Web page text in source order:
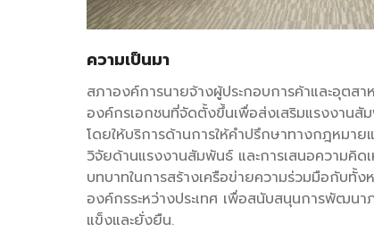
ความเป็นมา
สภาองค์การนายจ้างผู้ประกอบการค้าและอุตสา
องค์กรเอกชนที่จัดตั้งขึ้นเพื่อส่งเสริมแรงงานสั
โดยให้บริการด้านการให้คำปรึกษาทางกฎหมา
วิจัยด้านแรงงานสัมพันธ์ และการเสนอความคิ
บทบาทในการสร้างเครือข่ายความร่วมมือกับทั้
องค์กรระหว่างประเทศ เพื่อสนับสนุนการพัฒนา
แข็งและยั่งยืน.